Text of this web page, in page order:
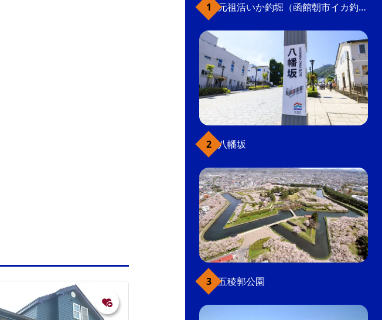
元町・函館山
元祖活いか釣堀（函館朝市イカ釣り体験）
八幡坂
五稜郭公園